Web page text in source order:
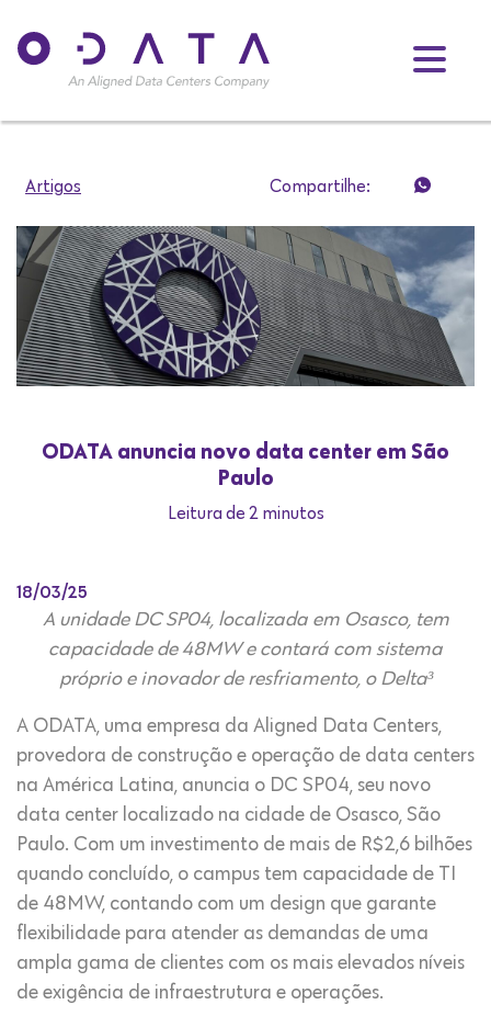
Artigos Compartilhe:
ODATA anuncia novo data center em São
Paulo
Leitura de 2 minutos
18/03/25
A unidade DC SP04, localizada em Osasco, tem
capacidade de 48MW e contará com sistema
próprio e inovador de resfriamento, o Delta³
A ODATA, uma empresa da Aligned Data Centers,
provedora de construção e operação de data centers
na América Latina, anuncia o DC SP04, seu novo
data center localizado na cidade de Osasco, São
Paulo. Com um investimento de mais de R$2,6 bilhões
quando concluído, o campus tem capacidade de TI
de 48MW, contando com um design que garante
flexibilidade para atender as demandas de uma
ampla gama de clientes com os mais elevados níveis
de exigência de infraestrutura e operações.